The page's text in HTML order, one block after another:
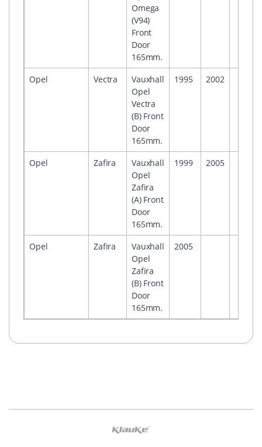
Omega
(V94)
Front
Door
165mm.
Opel
Vectra
Vauxhall
Opel
Vectra
(B) Front
Door
165mm.
1995 2002
Opel Zafira
Vauxhall
Opel
Zafira
(A) Front
Door
165mm.
1999 2005
Opel Zafira
Vauxhall
Opel
Zafira
(B) Front
Door
165mm.
2005